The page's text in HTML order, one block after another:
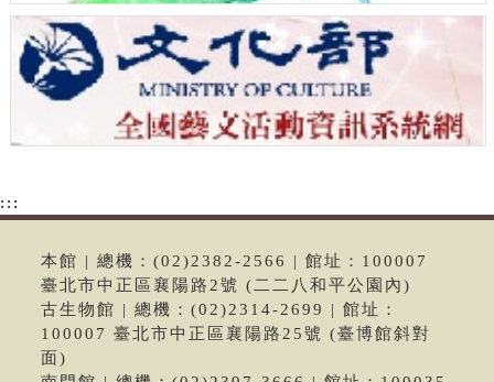
:::
本館 | 總機：(02)2382-2566 | 館址：100007
臺北市中正區襄陽路2號 (二二八和平公園內)
古生物館 | 總機：(02)2314-2699 | 館址：
100007 臺北市中正區襄陽路25號 (臺博館斜對
面)